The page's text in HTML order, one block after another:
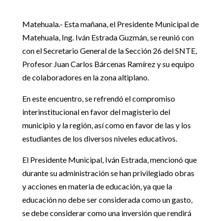
Matehuala.- Esta mañana, el Presidente Municipal de
Matehuala, Ing. Iván Estrada Guzmán, se reunió con
con el Secretario General de la Sección 26 del SNTE,
Profesor Juan Carlos Bárcenas Ramírez y su equipo
de colaboradores en la zona altiplano.
En este encuentro, se refrendó el compromiso
interinstitucional en favor del magisterio del
municipio y la región, así como en favor de las y los
estudiantes de los diversos niveles educativos.
El Presidente Municipal, Iván Estrada, mencionó que
durante su administración se han privilegiado obras
y acciones en materia de educación, ya que la
educación no debe ser considerada como un gasto,
se debe considerar como una inversión que rendirá